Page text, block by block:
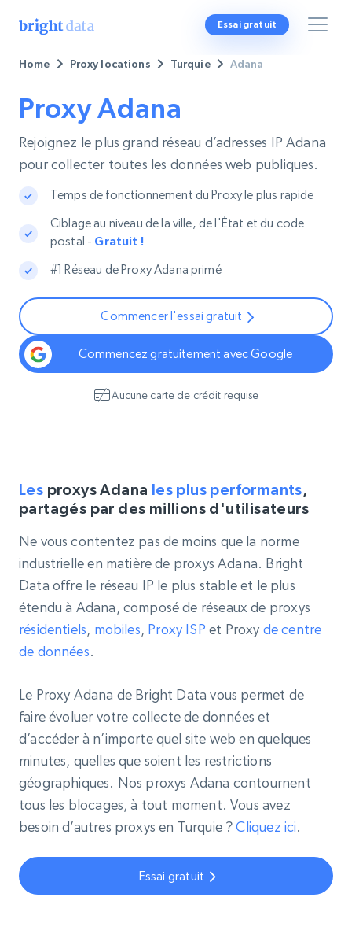
Essai gratuit
Home Proxy locations Turquie Adana
Proxy Adana
Rejoignez le plus grand réseau d’adresses IP Adana
pour collecter toutes les données web publiques.
Temps de fonctionnement du Proxy le plus rapide
Ciblage au niveau de la ville, de l'État et du code
postal - Gratuit !
#1 Réseau de Proxy Adana primé
Commencer l'essai gratuit
Commencez gratuitement avec Google
Aucune carte de crédit requise
Les proxys Adana les plus performants,
partagés par des millions d'utilisateurs
Ne vous contentez pas de moins que la norme
industrielle en matière de proxys Adana. Bright
Data offre le réseau IP le plus stable et le plus
étendu à Adana, composé de réseaux de proxys
résidentiels, mobiles, Proxy ISP et Proxy de centre
de données.
Le Proxy Adana de Bright Data vous permet de
faire évoluer votre collecte de données et
d’accéder à n’importe quel site web en quelques
minutes, quelles que soient les restrictions
géographiques. Nos proxys Adana contournent
tous les blocages, à tout moment. Vous avez
besoin d’autres proxys en Turquie ?Cliquez ici.
Essai gratuit